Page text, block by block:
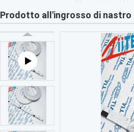
Prodotto all'ingrosso di nastro